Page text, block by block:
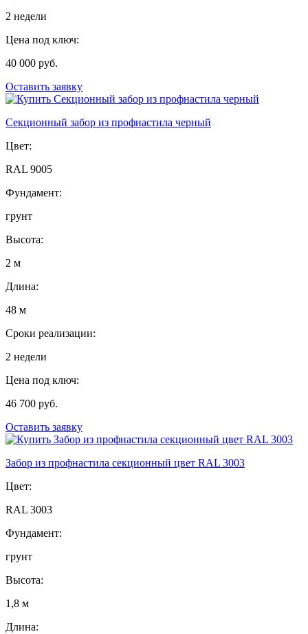
2 недели
Цена под ключ:
40 000 руб.
Оставить заявку
Секционный забор из профнастила черный
Цвет:
RAL 9005
Фундамент:
грунт
Высота:
2 м
Длина:
48 м
Сроки реализации:
2 недели
Цена под ключ:
46 700 руб.
Оставить заявку
Забор из профнастила секционный цвет RAL 3003
Цвет:
RAL 3003
Фундамент:
грунт
Высота:
1,8 м
Длина: